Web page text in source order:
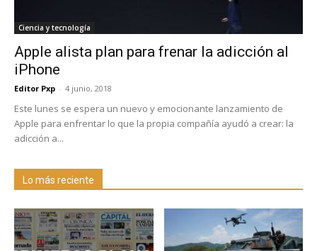
Ciencia y tecnología
Apple alista plan para frenar la adicción al
iPhone
Editor Pxp - 4 junio, 2018
Este lunes se espera un nuevo y emocionante lanzamiento de
Apple para enfrentar lo que la propia compañía ayudó a crear: la
adicción a...
Lo más reciente